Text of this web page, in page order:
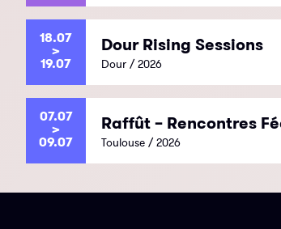
18.07
>
19.07
Dour Rising Sessions
Dour / 2026
07.07
>
09.07
Raffût – Rencontres
Toulouse / 2026